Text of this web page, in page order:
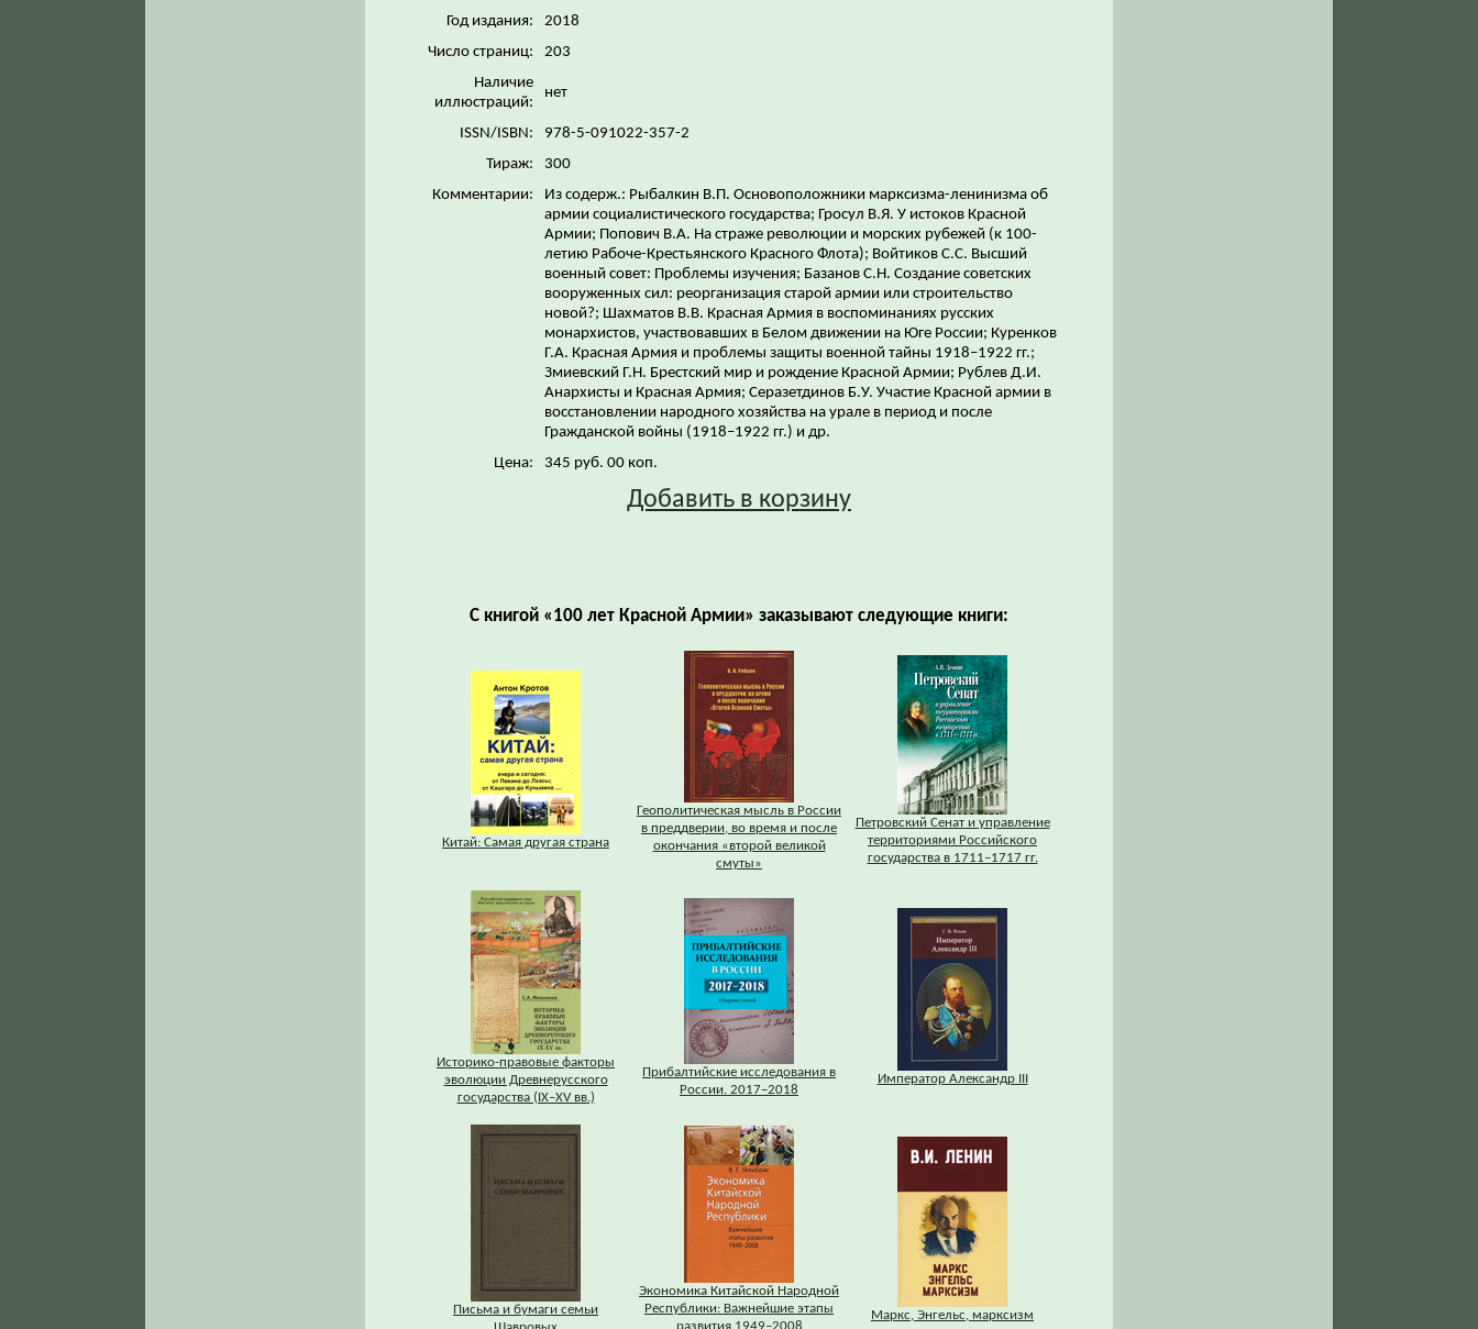
Год издания:
2018
Число страниц:
203
Наличие
иллюстраций:
нет
ISSN/ISBN:
978-5-091022-357-2
Тираж:
300
Комментарии:
Из содерж.: Рыбалкин В.П. Основоположники марксизма-ленинизма об
армии социалистического государства; Гросул В.Я. У истоков Красной
Армии; Попович В.А. На страже революции и морских рубежей (к 100-
летию Рабоче-Крестьянского Красного Флота); Войтиков С.С. Высший
военный совет: Проблемы изучения; Базанов С.Н. Создание советских
вооруженных сил: реорганизация старой армии или строительство
новой?; Шахматов В.В. Красная Армия в воспоминаниях русских
монархистов, участвовавших в Белом движении на Юге России; Куренков
Г.А. Красная Армия и проблемы защиты военной тайны 1918–1922 гг.;
Змиевский Г.Н. Брестский мир и рождение Красной Армии; Рублев Д.И.
Анархисты и Красная Армия; Серазетдинов Б.У. Участие Красной армии в
восстановлении народного хозяйства на урале в период и после
Гражданской войны (1918–1922 гг.) и др.
Цена:
345 руб. 00 коп.
Добавить в корзину
С книгой «100 лет Красной Армии» заказывают следующие книги:
Китай: Самая другая страна
Геополитическая мысль в России
в преддверии, во время и после
окончания «второй великой
смуты»
Петровский Сенат и управление
территориями Российского
государства в 1711–1717 гг.
Историко-правовые факторы
эволюции Древнерусского
государства (IX–XV вв.)
Прибалтийские исследования в
России. 2017–2018
Император Александр III
Письма и бумаги семьи
Экономика Китайской Народной
Республики: Важнейшие этапы
развития 1949–2008
Маркс, Энгельс, марксизм